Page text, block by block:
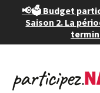
📢🗳️ Budget
Saison 2. La